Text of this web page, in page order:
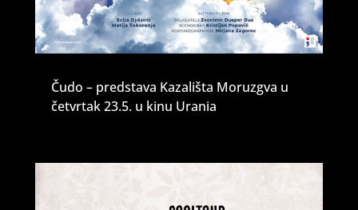
Čudo – predstava Kazališta Moruzgva u
četvrtak 23.5. u kinu Urania